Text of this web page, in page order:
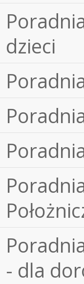
dzieci
- dla